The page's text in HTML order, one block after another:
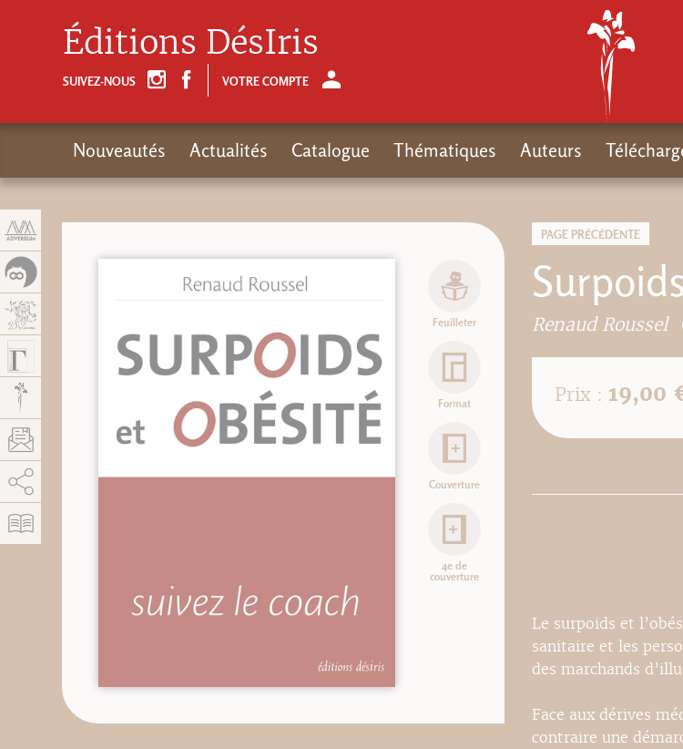
PAGE PRÉCÉDENTE
Renaud Roussel
Feuilleter
Format
Couverture
4e de
couverture
Prix : 19,00
Le surpoids et
sanitaire et les
des marchands
Face aux dérives
contraire une
Éditions DésIris
SUIVEZ-NOUS VOTRE COMPTE
Nouveautés Actualités Catalogue Thématiques Auteurs
AddThis est désactivé. Autoriser